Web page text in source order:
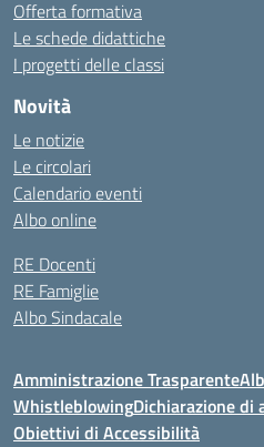
Offerta formativa
Le schede didattiche
I progetti delle classi
Novità
Le notizie
Le circolari
Calendario eventi
Albo online
RE Docenti
RE Famiglie
Albo Sindacale
Amministrazione Trasparente
WhistleblowingDichiarazione di
Obiettivi di Accessibilità